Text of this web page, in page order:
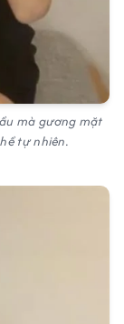
mà gương mặt
tự nhiên.